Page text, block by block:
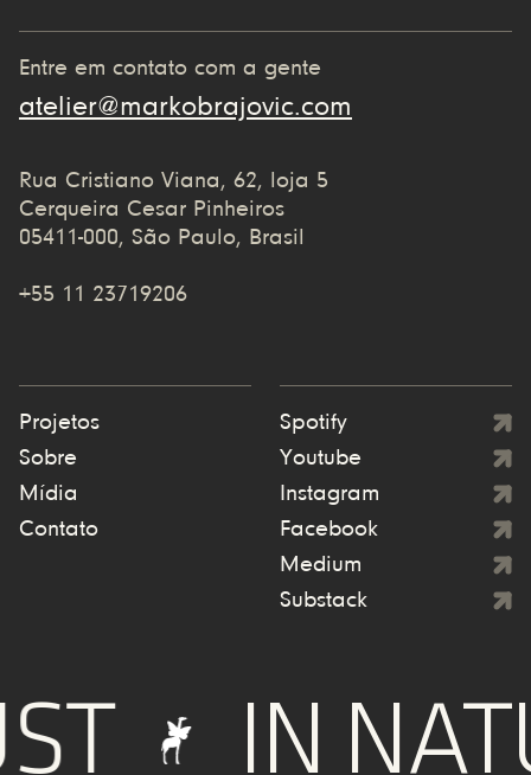
Entre em contato com a gente
atelier@markobrajovic.com
Rua Cristiano Viana, 62, loja 5
Cerqueira Cesar Pinheiros
05411-000, São Paulo, Brasil
+55 11 23719206
Projetos
Sobre
Mídia
Contato
Spotify
Youtube
Instagram
Facebook
Medium
Substack
IN